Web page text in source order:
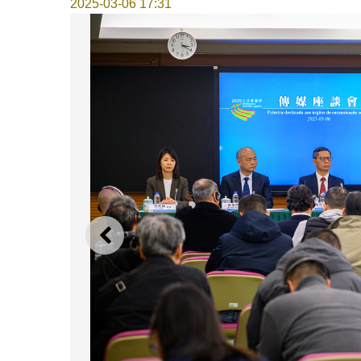
2025-03-06 17:31
上一则